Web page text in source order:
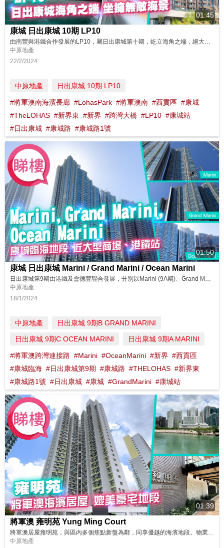
01:45
康城 日出康城 10期 LP10
中原地產
22/2/2024
中原地產 日出康城 10期 LP10
#將軍澳南海濱長廊 #LohasPark #將軍澳南 #西貢區 #康城
#TheLOHAS #新界東 #新界 #跨灣大橋 #LP10 #康城站
#日出康城 #康城路 #康城路1號
01:50
康城 日出康城 Marini / Grand Marini / Ocean Marini
日出康城第9期由港鐵及會德豐聯合發展，分別以Marini (9A期)、Grand Marini (9B期) 及Ocean Marini (9C期) 命名。項目佔據有利的臨海地段，約半數單位可以飽覽迷人海景，加上玻璃幕牆設計，外型時尚，引景入室。 同區筍盤：https://bit.ly/48oTjhJ 鄰近中原地產分行: 將軍澳東港城分行B組 2703 0878 將軍澳廣場第一分行...
中原地產
18/1/2024
中原地產
日出康城 9期B GRAND MARINI
日出康城 9期C OCEAN MARINI
日出康城 9期A MARINI
#將軍澳跨灣連接路 #Marini #OceanMarini #新界 #西貢區
#康城臨海 #日出康城第9期 #康城路 #THELOHAS #新界東
#康城路1號 #日出康城 #康城 #GrandMarini #康城站
01:39
將軍澳 雍明苑 Yung Ming Court
將軍澳居屋雍明苑，與區內多個焦點新盤為鄰，同享優越的海濱地段。物業由兩座組成，提供約1,395伙，每層最多38戶，單位實用面積由200多至500多平方呎，多數單位不設固定間隔，另於B座設有少量連主人套房單位。 同區筍盤：https://bit.ly/481SWKc 鄰近中原地產分行: 將軍澳東港城分行B組 2703 0878 將軍澳廣場第一分行B組 2799 1163 將軍澳新...
中原地產